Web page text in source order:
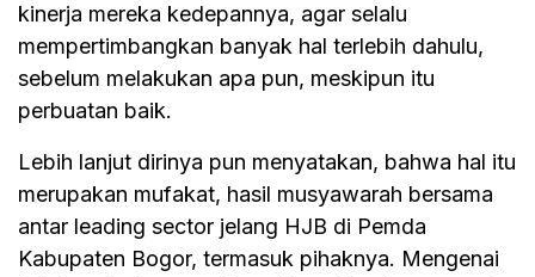
kinerja mereka kedepannya, agar selalu
mempertimbangkan banyak hal terlebih dahulu,
sebelum melakukan apa pun, meskipun itu
perbuatan baik.
Lebih lanjut dirinya pun menyatakan, bahwa hal itu
merupakan mufakat, hasil musyawarah bersama
antar leading sector jelang HJB di Pemda
Kabupaten Bogor, termasuk pihaknya. Mengenai